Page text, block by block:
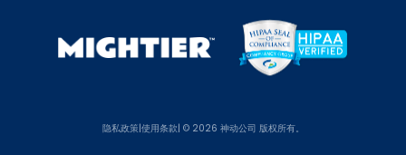
隐私政策|使用条款| © 2026 神动公司 版权所有。